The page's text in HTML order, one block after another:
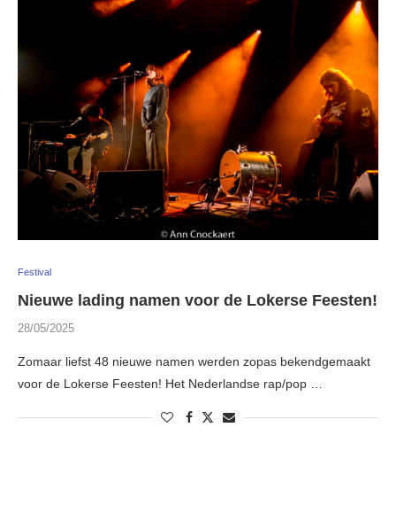
Festival
Nieuwe lading namen voor de Lokerse Feesten!
28/05/2025
Zomaar liefst 48 nieuwe namen werden zopas bekendgemaakt
voor de Lokerse Feesten! Het Nederlandse rap/pop …